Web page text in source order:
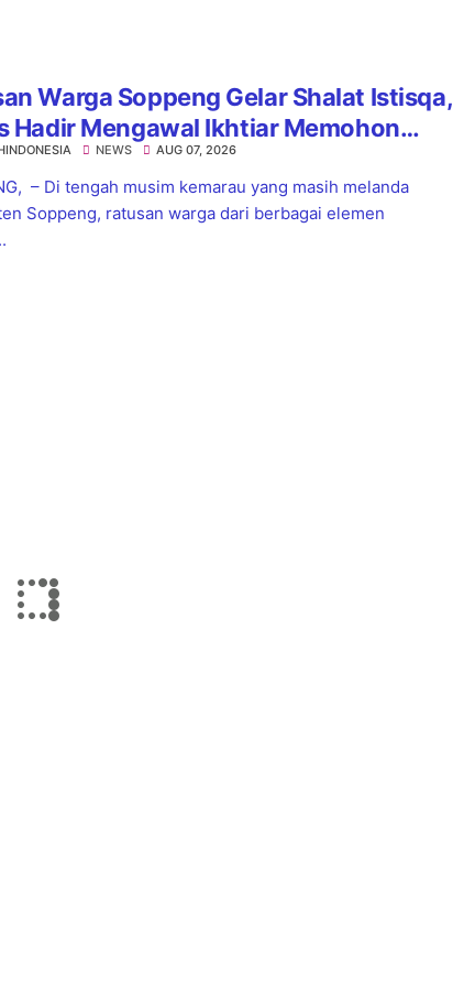
Warga Soppeng Gelar Shalat Istisqa,
Hadir Mengawal Ikhtiar Memohon
Hujan
NEWS AUG 07, 2026
– Di tengah musim kemarau yang masih melanda
Soppeng, ratusan warga dari berbagai elemen